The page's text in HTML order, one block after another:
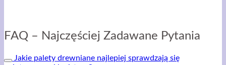
FAQ – Najczęściej Zadawane Pytania
Jakie palety drewniane najlepiej sprawdzają się